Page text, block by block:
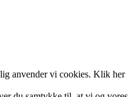
anvender vi cookies. Klik her